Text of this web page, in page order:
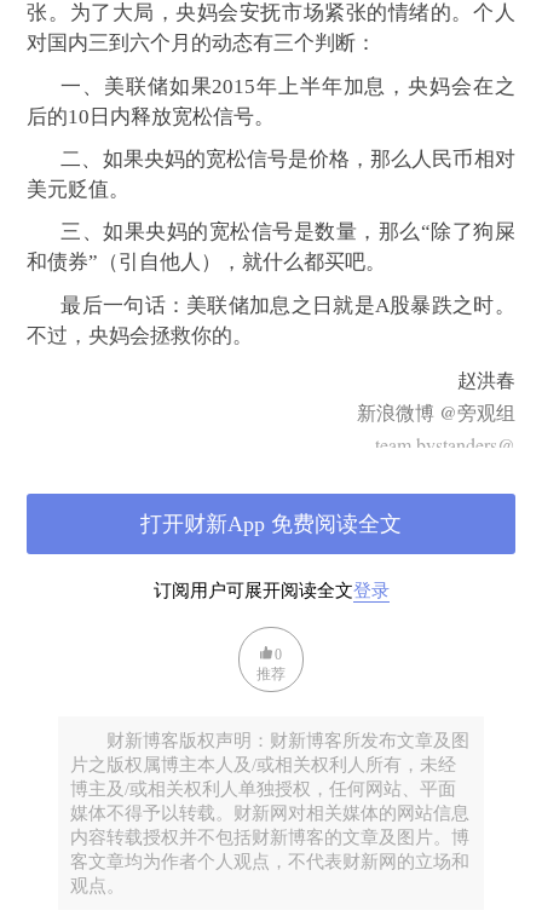
张。为了大局，央妈会安抚市场紧张的情绪的。个人
对国内三到六个月的动态有三个判断：
一、美联储如果2015年上半年加息，央妈会在之
后的10 日内释放宽松信号。
二、如果央妈的宽松信号是价格，那么人民币相对
美元贬值。
三、如果央妈的宽松信号是数量，那么“除了狗屎
和债券”（引自他人），就什么都买吧。
最后一句话：美联储加息之日就是A股暴跌之时。
不过，央妈会拯救你的。
赵洪春
新浪微博 @旁观组
team.bystanders@
订阅用户可展开阅读全文登录
打开财新App 免费阅读全文
0
推荐
财新博客版权声明：财新博客所发布文章及图
片之版权属博主本人及/或相关权利人所有，未经
博主及/或相关权利人单独授权，任何网站、平面
媒体不得予以转载。财新网对相关媒体的网站信息
内容转载授权并不包括财新博客的文章及图片。博
客文章均为作者个人观点，不代表财新网的立场和
观点。